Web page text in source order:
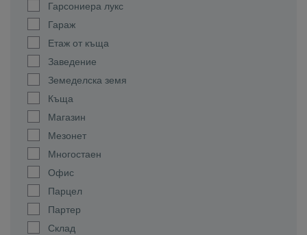
Гарсониера лукс
Гараж
Етаж от къща
Заведение
Земеделска земя
Къща
Магазин
Мезонет
Многостаен
Офис
Парцел
Партер
Склад